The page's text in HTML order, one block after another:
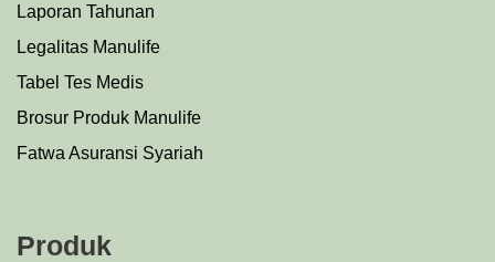
Laporan Tahunan
Legalitas Manulife
Tabel Tes Medis
Brosur Produk Manulife
Fatwa Asuransi Syariah
Produk